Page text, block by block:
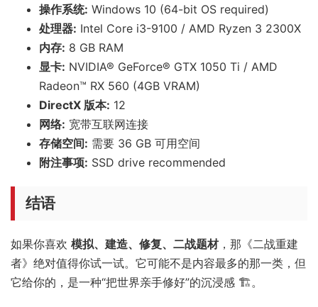
操作系统: Windows 10 (64-bit OS required)
处理器: Intel Core i3-9100 / AMD Ryzen 3 2300X
内存: 8 GB RAM
显卡: NVIDIA® GeForce® GTX 1050 Ti / AMD
Radeon™ RX 560 (4GB VRAM)
DirectX 版本: 12
网络: 宽带互联网连接
存储空间: 需要 36 GB 可用空间
附注事项: SSD drive recommended
结语
如果你喜欢 模拟、建造、修复、二战题材，那《二战重建
者》绝对值得你试一试。它可能不是内容最多的那一类，但
它给你的，是一种“把世界亲手修好”的沉浸感 🏗️。